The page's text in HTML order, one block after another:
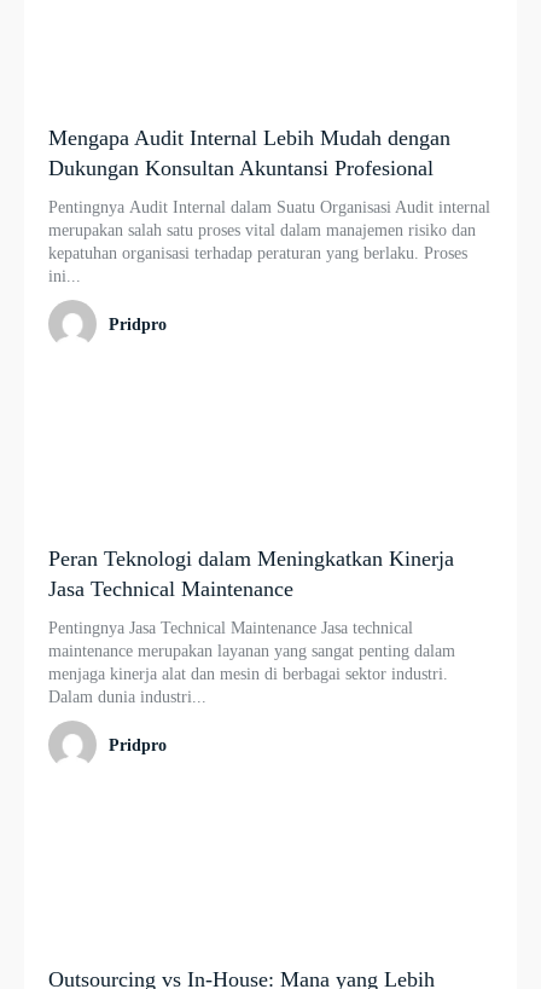
Mengapa Audit Internal Lebih Mudah dengan
Dukungan Konsultan Akuntansi Profesional
Pentingnya Audit Internal dalam Suatu Organisasi Audit internal
merupakan salah satu proses vital dalam manajemen risiko dan
kepatuhan organisasi terhadap peraturan yang berlaku. Proses
ini...
Pridpro
Peran Teknologi dalam Meningkatkan Kinerja
Jasa Technical Maintenance
Pentingnya Jasa Technical Maintenance Jasa technical
maintenance merupakan layanan yang sangat penting dalam
menjaga kinerja alat dan mesin di berbagai sektor industri.
Dalam dunia industri...
Pridpro
Outsourcing vs In-House: Mana yang Lebih